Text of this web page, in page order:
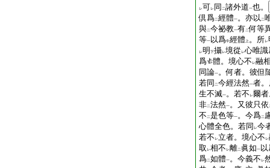
レ可レ 同 二諸外道一也。
倶爲二經體一。亦以 二
與二今祕教一有二何等
等一 以爲中經體 上 。所レ
レ明 下攝レ境從 レ心唯識
爲
體。境心不 レ融
同論一。何者。彼但
若同 二今經法然一者
生不滅一。若不 レ爾
非二法然一。又彼只依
不 二是色等一。今爲二
心體全色。若同 レ今
若不 レ立者。境心不 レ
取 レ相不 レ離二 眞如一
爲二如體一。今義不 レ